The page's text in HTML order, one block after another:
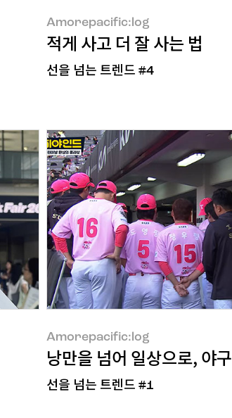
Amorepacific:log
Amorepacific:log
적게 사고 더 잘 사는 법
선을 넘는 트렌드 #4
Amorepacific:log
낭만을 넘어 일상으로, 야구
선을 넘는 트렌드 #1